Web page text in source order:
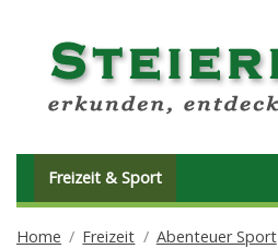
Freizeit & Sport
Home Freizeit Abenteuer Sport